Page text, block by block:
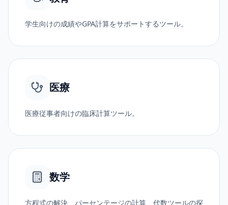
学生向けの成績やGPA計算をサポートするツール。
医療
医療従事者向けの臨床計算ツール。
数学
方程式の解決、パーセンテージの計算、代数ツールの探